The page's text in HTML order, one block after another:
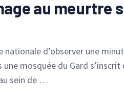
au meurtre
nationale d’observer une
mosquée du Gard
sein de …